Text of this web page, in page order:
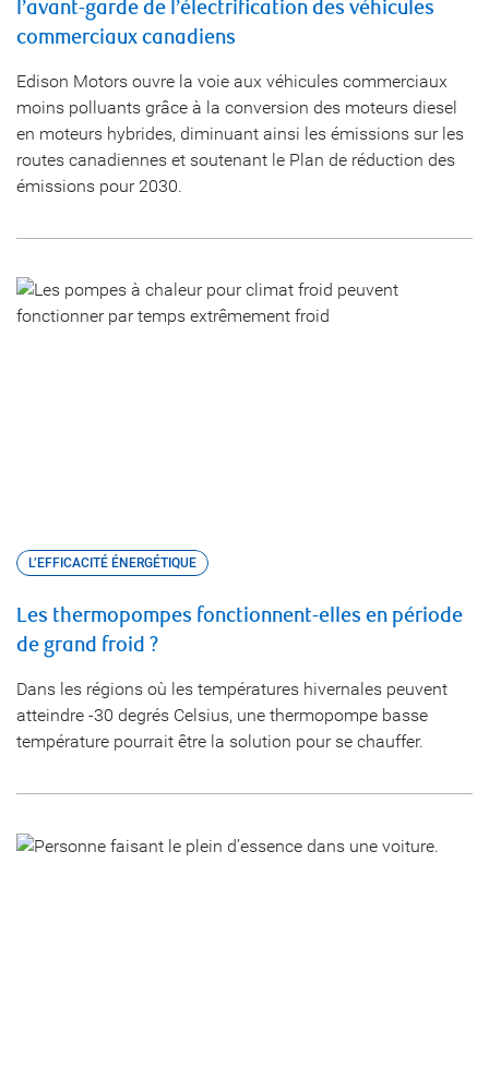
l’avant-garde de l’électrification des véhicules
commerciaux canadiens
Edison Motors ouvre la voie aux véhicules commerciaux
moins polluants grâce à la conversion des moteurs diesel
en moteurs hybrides, diminuant ainsi les émissions sur les
routes canadiennes et soutenant le Plan de réduction des
émissions pour 2030.
L’EFFICACITÉ ÉNERGÉTIQUE
Les thermopompes fonctionnent-elles en période
de grand froid ?
Dans les régions où les températures hivernales peuvent
atteindre -30 degrés Celsius, une thermopompe basse
température pourrait être la solution pour se chauffer.